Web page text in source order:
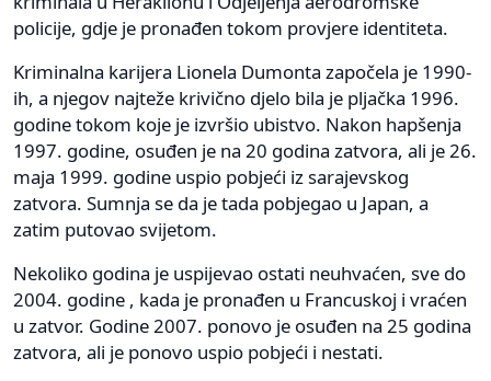
policije, gdje je pronađen tokom provjere identiteta.
Kriminalna karijera Lionela Dumonta započela je 1990-
ih, a njegov najteže krivično djelo bila je pljačka 1996.
godine tokom koje je izvršio ubistvo. Nakon hapšenja
1997. godine, osuđen je na 20 godina zatvora, ali je 26.
maja 1999. godine uspio pobjeći iz sarajevskog
zatvora. Sumnja se da je tada pobjegao u Japan, a
zatim putovao svijetom.
Nekoliko godina je uspijevao ostati neuhvaćen, sve do
2004. godine , kada je pronađen u Francuskoj i vraćen
u zatvor. Godine 2007. ponovo je osuđen na 25 godina
zatvora, ali je ponovo uspio pobjeći i nestati.